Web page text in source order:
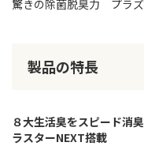
驚きの除菌脱臭力 プラ
製品の特長
８大生活臭をスピード消
ラスターNEXT搭載